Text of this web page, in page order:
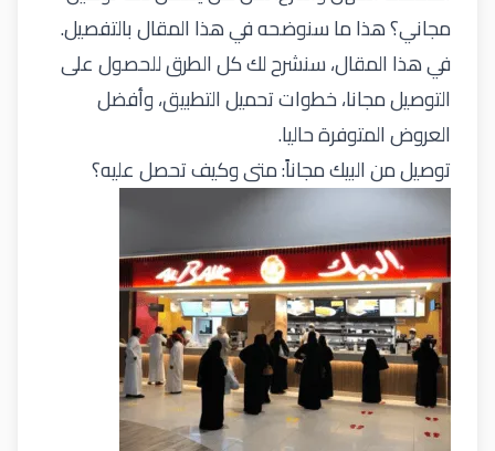
مجاني؟ هذا ما سنوضحه في هذا المقال بالتفصيل.
في هذا المقال، سنشرح لك كل الطرق للحصول على
التوصيل مجانا، خطوات تحميل التطبيق، وأفضل
العروض المتوفرة حاليا.
توصيل من البيك مجاناً: متى وكيف تحصل عليه؟